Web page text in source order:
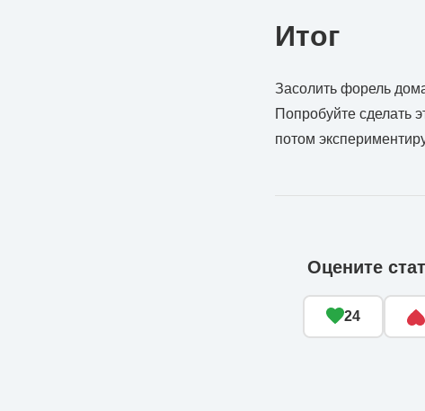
Итог
Засолить форель
Попробуйте сделать
потом
Оцените
24